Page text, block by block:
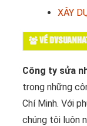
XÂY
VỀ
Công ty sửa
trong những
Chí Minh. Với
chúng tôi luôn